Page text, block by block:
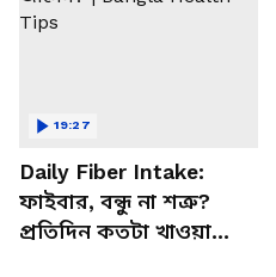
Daily Fiber Intake:
ফাইবার, বন্ধু না শত্রু?
প্রতিদিন কতটা খাওয়া
19:27